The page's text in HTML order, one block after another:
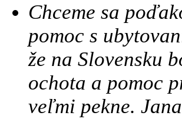
Chceme sa
pomoc s
že na Slovensku
ochota a pomoc
veľmi pekne.